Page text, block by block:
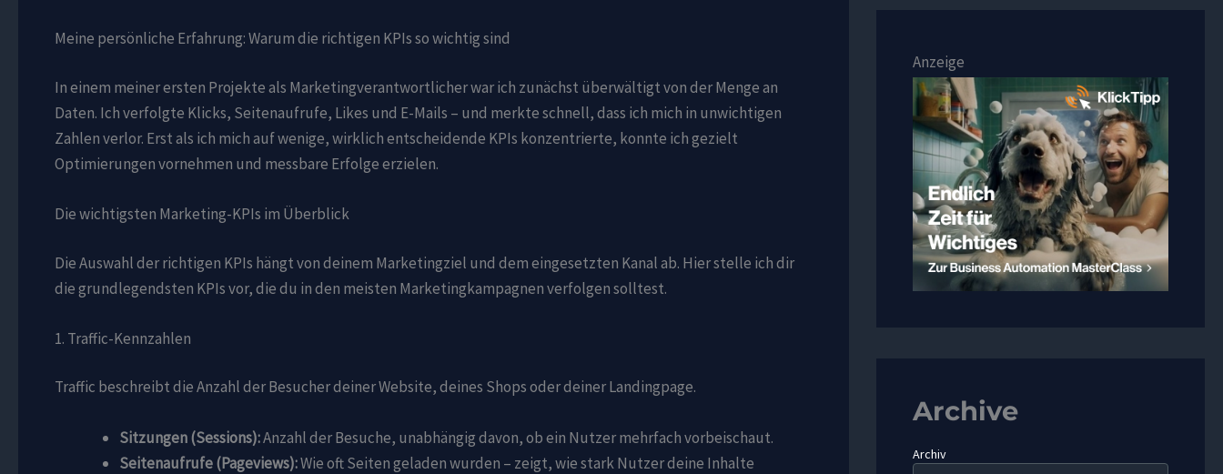
Meine persönliche Erfahrung: Warum die richtigen KPIs so wichtig sind
In einem meiner ersten Projekte als Marketingverantwortlicher war ich zunächst überwältigt von der Menge an
Daten. Ich verfolgte Klicks, Seitenaufrufe, Likes und E-Mails – und merkte schnell, dass ich mich in unwichtigen
Zahlen verlor. Erst als ich mich auf wenige, wirklich entscheidende KPIs konzentrierte, konnte ich gezielt
Optimierungen vornehmen und messbare Erfolge erzielen.
Die wichtigsten Marketing-KPIs im Überblick
Die Auswahl der richtigen KPIs hängt von deinem Marketingziel und dem eingesetzten Kanal ab. Hier stelle ich dir
die grundlegendsten KPIs vor, die du in den meisten Marketingkampagnen verfolgen solltest.
1. Traffic-Kennzahlen
Traffic beschreibt die Anzahl der Besucher deiner Website, deines Shops oder deiner Landingpage.
Sitzungen (Sessions):Anzahl der Besuche, unabhängig davon, ob ein Nutzer mehrfach vorbeischaut.
Seitenaufrufe (Pageviews):Wie oft Seiten geladen wurden – zeigt, wie stark Nutzer deine Inhalte
Anzeige
Archive
Archiv